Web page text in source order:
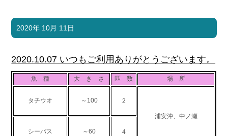
2020年 10月 11日
2020.10.07 いつもご利用ありがとうございます。
魚 種 大 き さ 匹 数 場 所
タチウオ ～100 2
浦安沖、中ノ瀬
シーバス ～60 4